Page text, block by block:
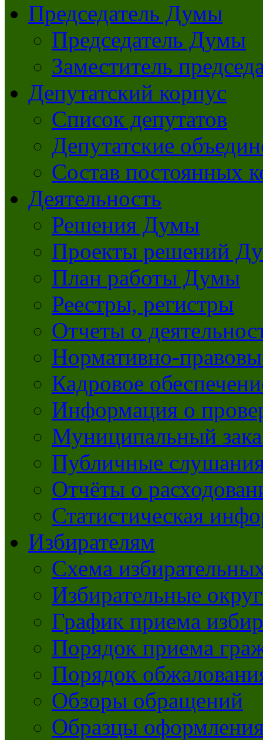
Председатель Думы
Председатель Думы
Заместитель
Депутатский корпус
Список депутатов
Депутатские
Состав постоянных
Деятельность
Решения Думы
Проекты решений
План работы Думы
Реестры, регистры
Отчеты о
Нормативно-
Кадровое
Информация о
Муниципальный
Публичные
Отчёты о
Статистическая
Избирателям
Схема
Избирательные
График приема
Порядок приема
Порядок
Обзоры обращений
Образцы